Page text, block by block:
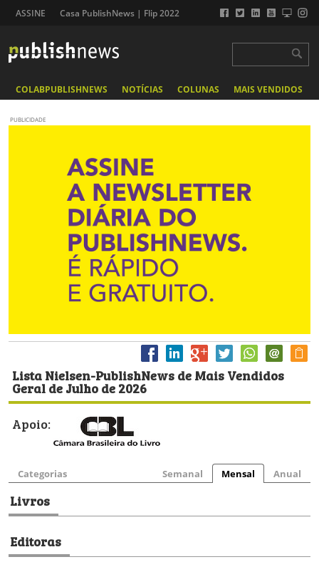
ASSINE Casa PublishNews | Flip 2022
COLABPUBLISHNEWS NOTÍCIAS COLUNAS MAIS VENDIDOS
PUBLICIDADE
Lista Nielsen-PublishNews de Mais Vendidos
Geral de Julho de 2026
Apoio:
Categorias Semanal Mensal Anual
Livros
Editoras